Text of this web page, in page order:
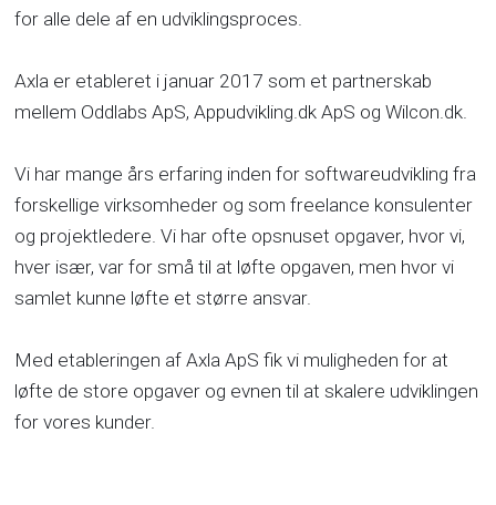
for alle dele af en udviklingsproces.
Axla er etableret i januar 2017 som et partnerskab
mellem Oddlabs ApS, Appudvikling.dk ApS og Wilcon.dk.
Vi har mange års erfaring inden for softwareudvikling fra
forskellige virksomheder og som freelance konsulenter
og projektledere. Vi har ofte opsnuset opgaver, hvor vi,
hver især, var for små til at løfte opgaven, men hvor vi
samlet kunne løfte et større ansvar.
Med etableringen af Axla ApS fik vi muligheden for at
løfte de store opgaver og evnen til at skalere udviklingen
for vores kunder.